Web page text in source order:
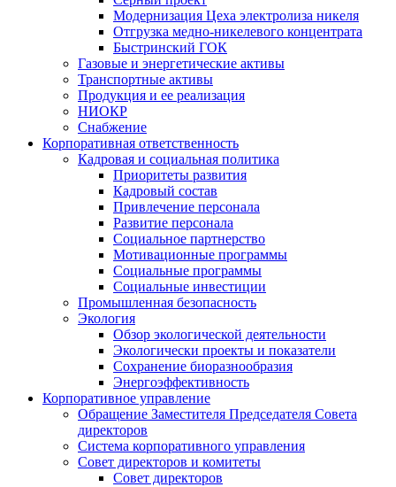
Модернизация Цеха электролиза никеля
Отгрузка медно-никелевого концентрата
Быстринский ГОК
Газовые и энергетические активы
Транспортные активы
Продукция и ее реализация
НИОКР
Снабжение
Корпоративная ответственность
Кадровая и социальная политика
Приоритеты развития
Кадровый состав
Привлечение персонала
Развитие персонала
Социальное партнерство
Мотивационные программы
Социальные программы
Социальные инвестиции
Промышленная безопасность
Экология
Обзор экологической деятельности
Экологически проекты и показатели
Сохранение биоразнообразия
Энергоэффективность
Корпоративное управление
Обращение Заместителя Председателя Совета
директоров
Система корпоративного управления
Совет директоров и комитеты
Совет директоров